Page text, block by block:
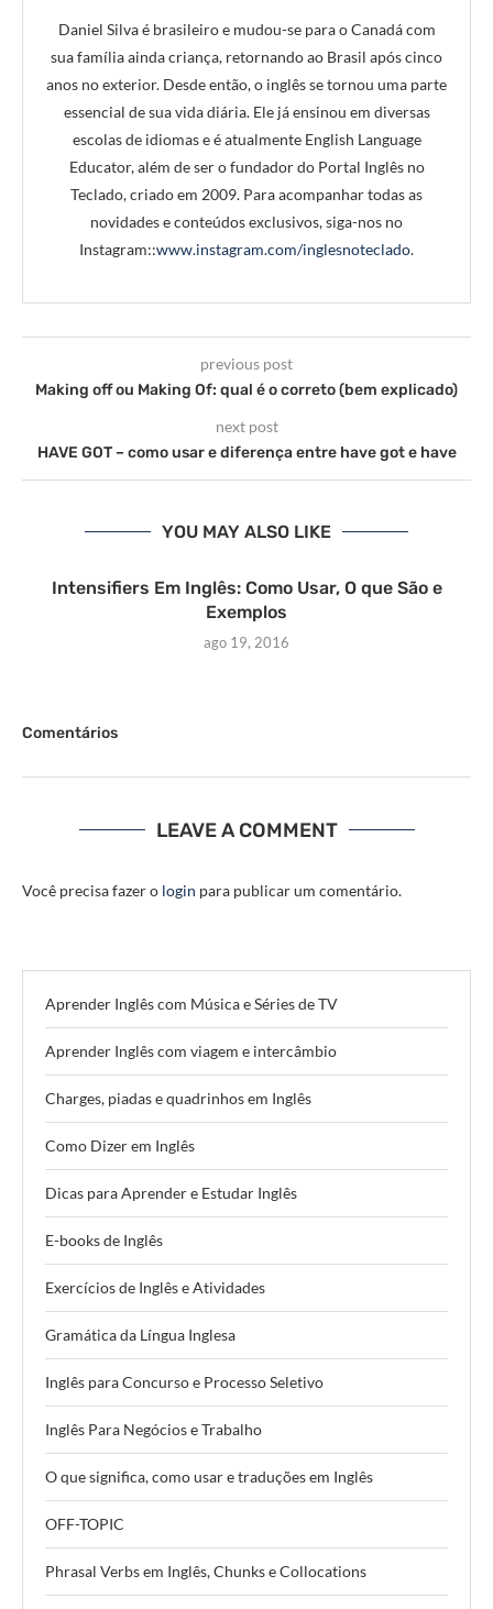
Daniel Silva é brasileiro e mudou-se para o Canadá com
sua família ainda criança, retornando ao Brasil após cinco
anos no exterior. Desde então, o inglês se tornou uma parte
essencial de sua vida diária. Ele já ensinou em diversas
escolas de idiomas e é atualmente English Language
Educator, além de ser o fundador do Portal Inglês no
Teclado, criado em 2009. Para acompanhar todas as
novidades e conteúdos exclusivos, siga-nos no
Instagram::www.instagram.com/inglesnoteclado.
previous post
Making off ou Making Of: qual é o correto (bem explicado)
next post
HAVE GOT – como usar e diferença entre have got e have
YOU MAY ALSO LIKE
Intensifiers Em Inglês: Como Usar, O que São e
Exemplos
ago 19, 2016
Comentários
LEAVE A COMMENT
Você precisa fazer o login para publicar um comentário.
Aprender Inglês com Música e Séries de TV
Aprender Inglês com viagem e intercâmbio
Charges, piadas e quadrinhos em Inglês
Como Dizer em Inglês
Dicas para Aprender e Estudar Inglês
E-books de Inglês
Exercícios de Inglês e Atividades
Gramática da Língua Inglesa
Inglês para Concurso e Processo Seletivo
Inglês Para Negócios e Trabalho
O que significa, como usar e traduções em Inglês
OFF-TOPIC
Phrasal Verbs em Inglês, Chunks e Collocations